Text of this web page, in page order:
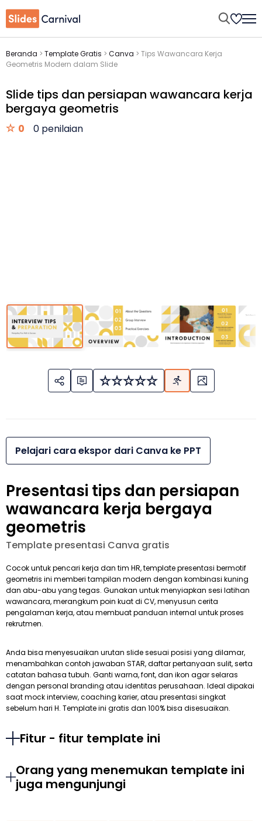
Beranda > Template Gratis > Canva > Tips Wawancara Kerja
Geometris Modern dalam Slide
Slide tips dan persiapan wawancara kerja
bergaya geometris
0 0 penilaian
Pelajari cara ekspor dari Canva ke PPT
Presentasi tips dan persiapan
wawancara kerja bergaya
geometris
Template presentasi Canva gratis
Cocok untuk pencari kerja dan tim HR, template presentasi bermotif
geometris ini memberi tampilan modern dengan kombinasi kuning
dan abu-abu yang tegas. Gunakan untuk menyiapkan sesi latihan
wawancara, merangkum poin kuat di CV, menyusun cerita
pengalaman kerja, atau membuat panduan internal untuk proses
rekrutmen.
Anda bisa menyesuaikan urutan slide sesuai posisi yang dilamar,
menambahkan contoh jawaban STAR, daftar pertanyaan sulit, serta
catatan bahasa tubuh. Ganti warna, font, dan ikon agar selaras
dengan personal branding atau identitas perusahaan. Ideal dipakai
saat mock interview, coaching karier, atau presentasi singkat
sebelum hari H. Template ini gratis dan 100% bisa disesuaikan.
Fitur - fitur template ini
Orang yang menemukan template ini
juga mengunjungi